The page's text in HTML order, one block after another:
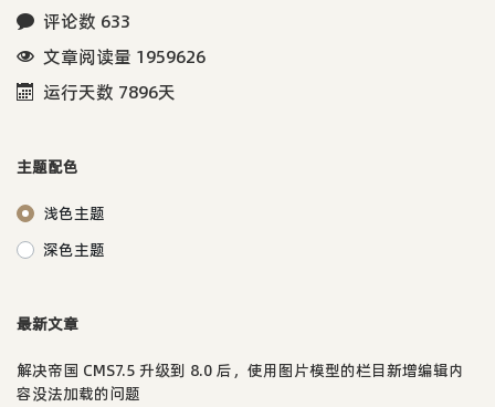
评论数 633
文章阅读量 1959626
运行天数 7896天
主题配色
浅色主题
深色主题
最新文章
解决帝国 CMS7.5 升级到 8.0 后，使用图片模型的栏目新增编辑内
容没法加载的问题